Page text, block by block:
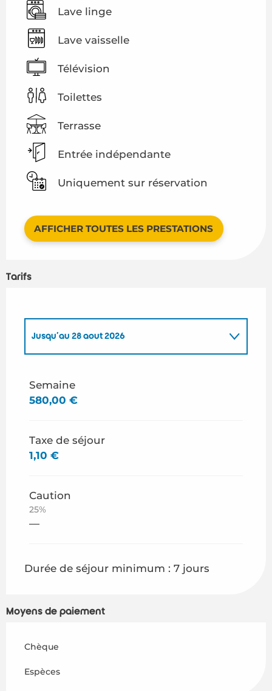
Lave linge
Lave vaisselle
Télévision
Toilettes
Terrasse
Entrée indépendante
Uniquement sur réservation
AFFICHER TOUTES LES PRESTATIONS
Tarifs
Jusqu'au 28 août 2026
Du 29 août 2026
Semaine
580,00 €
Taxe de séjour
1,10 €
Caution
25%
—
Durée de séjour minimum : 7 jours
Moyens de paiement
Chèque
Espèces